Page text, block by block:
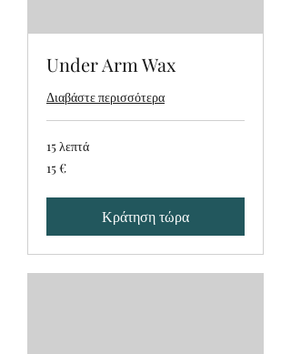
Under Arm Wax
Διαβάστε περισσότερα
15 λεπτά
ευρώ
15 €
Κράτηση τώρα